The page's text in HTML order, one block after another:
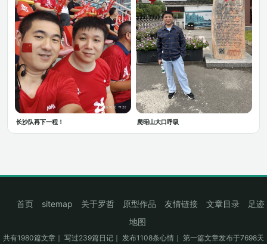
长沙队再下一程！ 爬昭山大口呼吸
首页 sitemap 关于罗哲 原型作品 友情链接 文章目录
足迹
地图
共有1980篇文章｜ 写过239篇日记｜ 发布1108条心情｜ 第一篇文章发布于7698天